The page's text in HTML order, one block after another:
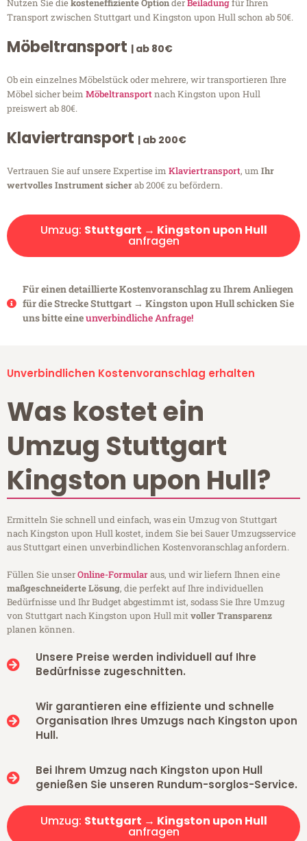
Nutzen Sie diekosteneffiziente OptionderBeiladungfür Ihren
Transport zwischen Stuttgart und Kingston upon Hull schon ab 50€.
Möbeltransport | ab 80€
Ob ein einzelnes Möbelstück oder mehrere, wir transportieren Ihre
Möbel sicher beim Möbeltransportnach Kingston upon Hull
preiswert ab 80€.
Klaviertransport | ab 200€
Vertrauen Sie auf unsere Expertise im Klaviertransport, um Ihr
wertvolles Instrument sicherab 200€ zu befördern.
Umzug: Stuttgart → Kingston upon Hull
anfragen
Für einen detaillierte Kostenvoranschlag zu Ihrem Anliegen
für die Strecke Stuttgart → Kingston upon Hull schicken Sie
uns bitte eineunverbindliche Anfrage!
Unverbindlichen Kostenvoranschlag erhalten
Was kostet ein
Umzug Stuttgart
Kingston upon Hull?
Ermitteln Sie schnell und einfach, was ein Umzug von Stuttgart
nach Kingston upon Hull kostet, indem Sie bei Sauer Umzugsservice
aus Stuttgart einen unverbindlichen Kostenvoranschlag anfordern.
Füllen Sie unserOnline-Formularaus, und wir liefern Ihnen eine
maßgeschneiderte Lösung, die perfekt auf Ihre individuellen
Bedürfnisse und Ihr Budget abgestimmt ist, sodass Sie Ihre Umzug
von Stuttgart nach Kingston upon Hull mitvoller Transparenz
planen können.
Unsere Preise werden individuell auf Ihre
Bedürfnisse zugeschnitten.
Wir garantieren eine effiziente und schnelle
Organisation Ihres Umzugs nach Kingston upon
Hull.
Bei Ihrem Umzug nach Kingston upon Hull
genießen Sie unseren Rundum-sorglos-Service.
Umzug: Stuttgart → Kingston upon Hull
anfragen